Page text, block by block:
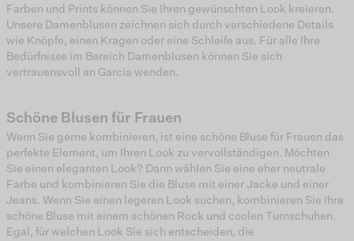
Farben und Prints können Sie Ihren gewünschten Look kreieren.
Unsere Damenblusen zeichnen sich durch verschiedene Details
wie Knöpfe, einen Kragen oder eine Schleife aus. Für alle Ihre
Bedürfnisse im Bereich Damenblusen können Sie sich
vertrauensvoll an Garcia wenden.
Schöne Blusen für Frauen
Wenn Sie gerne kombinieren, ist eine schöne Bluse für Frauen das
perfekte Element, um Ihren Look zu vervollständigen. Möchten
Sie einen eleganten Look? Dann wählen Sie eine eher neutrale
Farbe und kombinieren Sie die Bluse mit einer Jacke und einer
Jeans. Wenn Sie einen legeren Look suchen, kombinieren Sie Ihre
schöne Bluse mit einem schönen Rock und coolen Turnschuhen.
Egal, für welchen Look Sie sich entscheiden, die